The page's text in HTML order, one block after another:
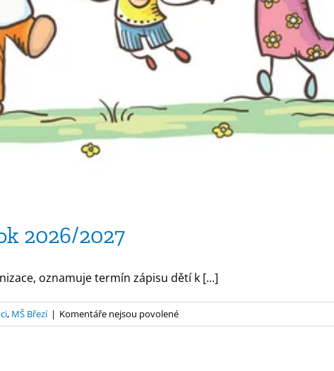
2026/2027
oznamuje termín zápisu dětí k [...]
, MŠ Březí | Komentáře nejsou povolenéu
textu